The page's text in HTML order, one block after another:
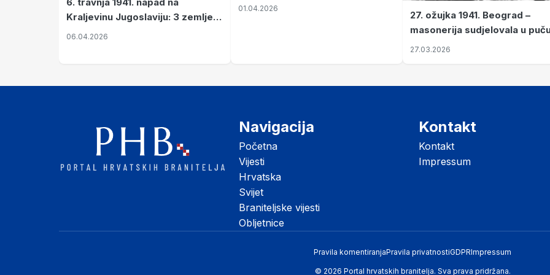
Kraljevinu Jugoslaviju: 3 zemlje
nastale njenim raspadom
06.04.2026
01.04.2026
27. ožujka 1941. Beograd –
masonerija sudjelovala u
koji je Jugoslaviju odveo u
27.03.2026
Navigacija
Početna
Vijesti
Hrvatska
Svijet
Braniteljske vijesti
Obljetnice
Kontakt
Kontakt
Impressum
Pravila komentiranjaPravila privatnostiGDPRImpressum
© 2026 Portal hrvatskih branitelja. Sva prava pridržana.